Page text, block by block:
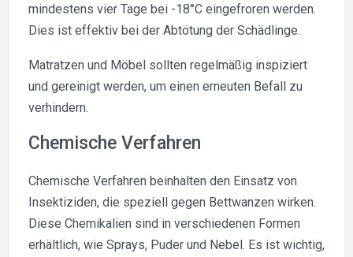
mindestens vier Tage bei -18°C eingefroren werden.
Dies ist effektiv bei der Abtötung der Schädlinge.
Matratzen und Möbel sollten regelmäßig inspiziert
und gereinigt werden, um einen erneuten Befall zu
verhindern.
Chemische Verfahren
Chemische Verfahren beinhalten den Einsatz von
Insektiziden, die speziell gegen Bettwanzen wirken.
Diese Chemikalien sind in verschiedenen Formen
erhältlich, wie Sprays, Puder und Nebel. Es ist wichtig,